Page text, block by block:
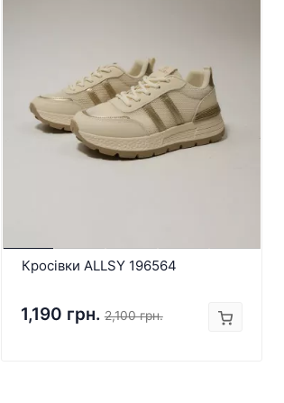
Кросівки ALLSY 196564
1,190 грн. 2,100 грн.